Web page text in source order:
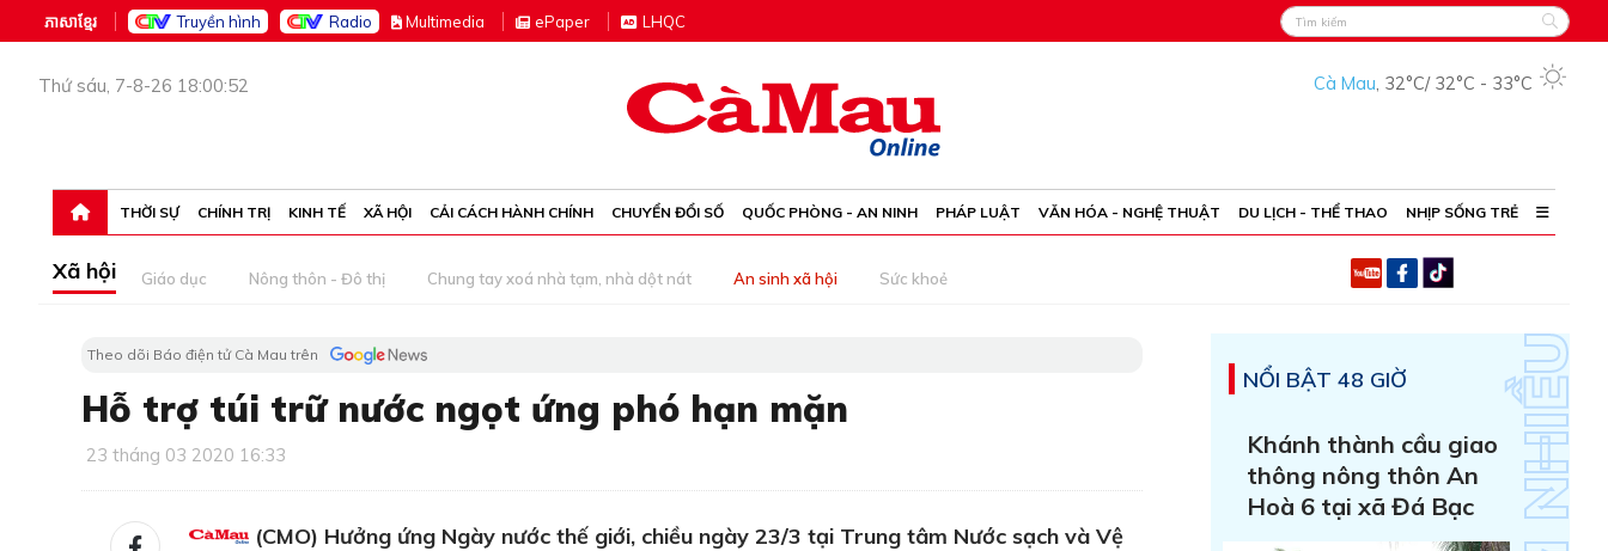
ភាសាខ្មែរ Truyền hình Radio Multimedia ePaper LHQC
Thứ sáu, 7-8-26 18:00:52 Cà Mau, 32°C/ 32°C - 33°C
THỜI SỰ CHÍNH TRỊ KINH TẾ XÃ HỘI CẢI CÁCH HÀNH CHÍNH CHUYỂN ĐỔI SỐ QUỐC PHÒNG - AN NINH PHÁP LUẬT VĂN HÓA - NGHỆ THUẬT DU LỊCH - THỂ THAO NHỊP SỐNG TRẺ
Xã hội Giáo dục Nông thôn - Đô thị Chung tay xoá nhà tạm, nhà dột nát An sinh xã hội Sức khoẻ
Theo dõi Báo điện tử Cà Mau trên
Hỗ trợ túi trữ nước ngọt ứng phó hạn mặn
23 tháng 03 2020 16:33
(CMO) Hưởng ứng Ngày nước thế giới, chiều ngày 23/3 tại Trung tâm Nước sạch và Vệ
NỔI BẬT 48 GIỜ
Khánh thành cầu giao
thông nông thôn An
Hoà 6 tại xã Đá Bạc